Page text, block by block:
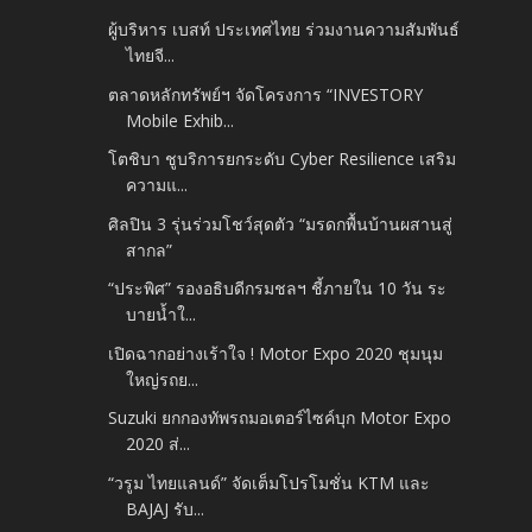
ผู้บริหาร เบสท์ ประเทศไทย ร่วมงานความสัมพันธ์
ไทยจี...
ตลาดหลักทรัพย์ฯ จัดโครงการ “INVESTORY
Mobile Exhib...
โตชิบา ชูบริการยกระดับ Cyber Resilience เสริม
ความแ...
ศิลปิน 3 รุ่นร่วมโชว์สุดตัว “มรดกพื้นบ้านผสานสู่
สากล”
“ประพิศ” รองอธิบดีกรมชลฯ ชี้ภายใน 10 วัน ระ
บายน้ำใ...
เปิดฉากอย่างเร้าใจ ! Motor Expo 2020 ชุมนุม
ใหญ่รถย...
Suzuki ยกกองทัพรถมอเตอร์ไซค์บุก Motor Expo
2020 ส่...
“วรูม ไทยแลนด์” จัดเต็มโปรโมชั่น KTM และ
BAJAJ รับ...